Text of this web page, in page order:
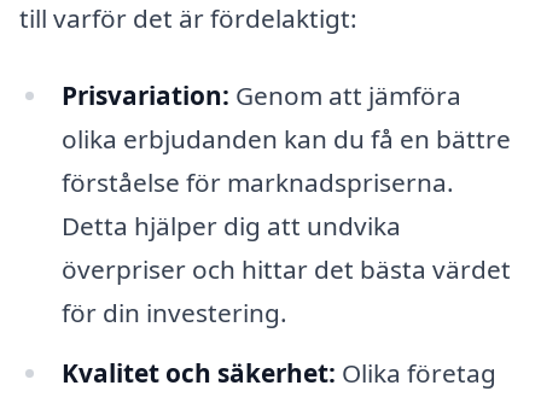
till varför det är fördelaktigt:
Prisvariation: Genom att jämföra
olika erbjudanden kan du få en bättre
förståelse för marknadspriserna.
Detta hjälper dig att undvika
överpriser och hittar det bästa värdet
för din investering.
Kvalitet och säkerhet: Olika företag